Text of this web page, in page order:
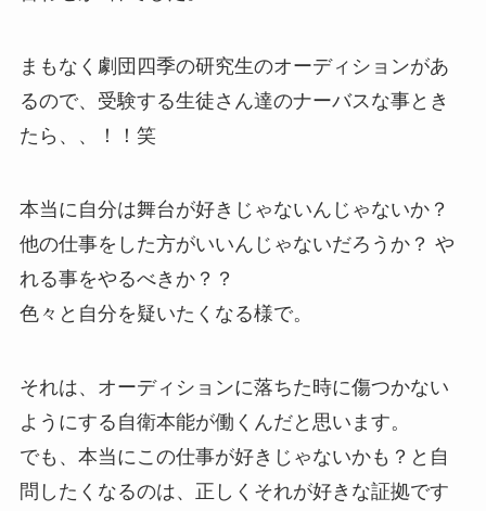
まもなく劇団四季の研究生のオーディションがあ
るので、受験する生徒さん達のナーバスな事とき
たら、、！！笑
本当に自分は舞台が好きじゃないんじゃないか？
他の仕事をした方がいいんじゃないだろうか？ や
れる事をやるべきか？？
色々と自分を疑いたくなる様で。
それは、オーディションに落ちた時に傷つかない
ようにする自衛本能が働くんだと思います。
でも、本当にこの仕事が好きじゃないかも？と自
問したくなるのは、正しくそれが好きな証拠です